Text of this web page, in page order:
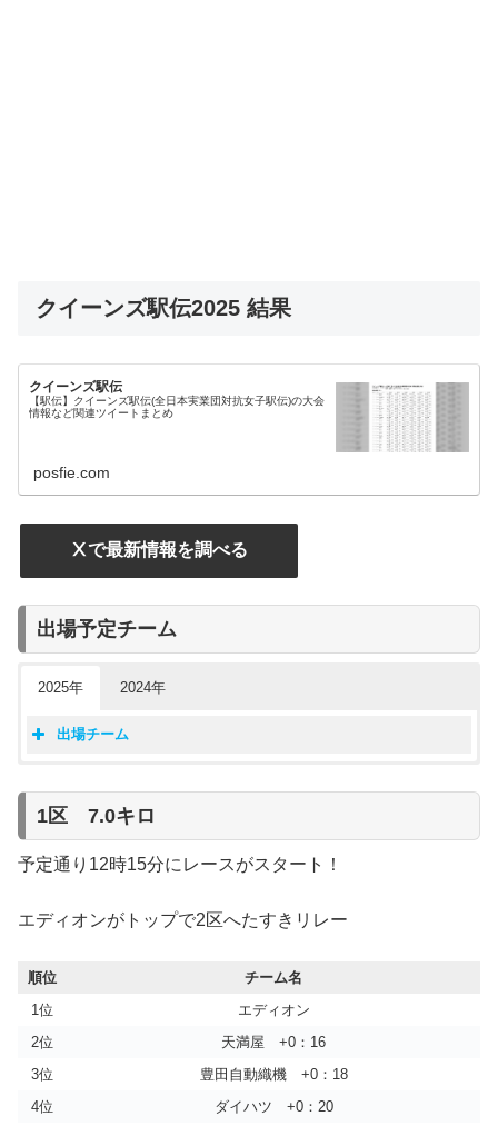
クイーンズ駅伝2025 結果
クイーンズ駅伝
【駅伝】クイーンズ駅伝(全日本実業団対抗女子駅伝)の大会
情報など関連ツイートまとめ
posfie.com
Ⅹで最新情報を調べる
出場予定チーム
2025年 2024年
出場チーム
順位
2位 積水化学
4位 パナソニック
8位
（プリンセス駅伝 上位16チーム）
順位
チーム名
（前回大会 上位８チーム）
順位
1位 積水化学
2位 JP日本郵政グループ
4位 資生堂
6位
7位
クイーンズ駅伝2024 出場チーム 予選通過
順位
チーム名
1区 7.0キロ
予定通り12時15分にレースがスタート！
エディオンがトップで2区へたすきリレー
順位
チーム名
1位
エディオン
2位
天満屋 +0：16
3位
豊田自動織機 +0：18
4位
ダイハツ +0：20